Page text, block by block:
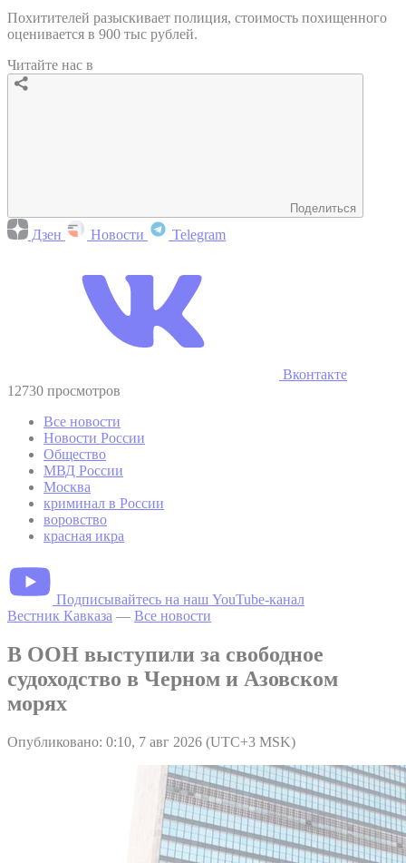
Похитителей разыскивает полиция, стоимость похищенного
оценивается в 900 тыс рублей.
Читайте нас в
Поделиться
Дзен Новости Telegram
Вконтакте
12730 просмотров
Все новости
Новости России
Общество
МВД России
Москва
криминал в России
воровство
красная икра
Подписывайтесь на наш YouTube-канал
Вестник Кавказа — Все новости
В ООН выступили за свободное
судоходство в Черном и Азовском
морях
Опубликовано: 0:10, 7 авг 2026 (UTC+3 MSK)